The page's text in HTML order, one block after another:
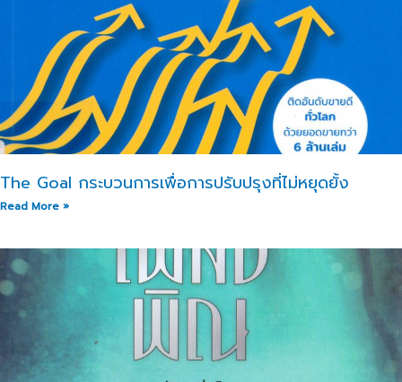
The Goal กระบวนการเพื่อการปรับปรุงที่ไม่หยุดยั้ง
Read More »